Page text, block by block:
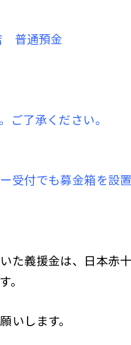
普通預金
ご了承ください。
受付でも募金箱を設
た義援金は、日本赤
。
いします。